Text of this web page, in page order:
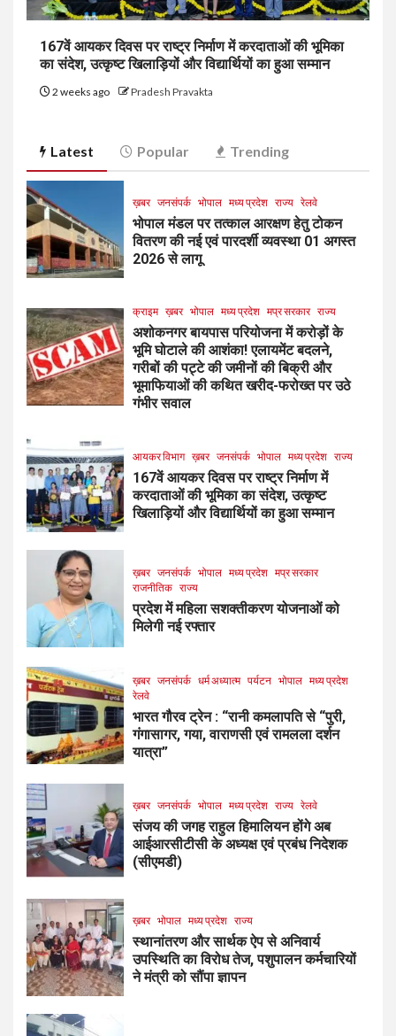
167वें आयकर दिवस पर राष्ट्र निर्माण में करदाताओं की भूमिका
का संदेश, उत्कृष्ट खिलाड़ियों और विद्यार्थियों का हुआ सम्मान
2 weeks ago Pradesh Pravakta
Latest Popular Trending
ख़बर जनसंपर्क भोपाल मध्य प्रदेश राज्य रेलवे
भोपाल मंडल पर तत्काल आरक्षण हेतु टोकन
वितरण की नई एवं पारदर्शी व्यवस्था 01 अगस्त
2026 से लागू
क्राइम ख़बर भोपाल मध्य प्रदेश मप्र सरकार राज्य
अशोकनगर बायपास परियोजना में करोड़ों के
भूमि घोटाले की आशंका! एलायमेंट बदलने,
गरीबों की पट्टे की जमीनों की बिक्री और
भूमाफियाओं की कथित खरीद-फरोख्त पर उठे
गंभीर सवाल
आयकर विभाग ख़बर जनसंपर्क भोपाल मध्य प्रदेश राज्य
167वें आयकर दिवस पर राष्ट्र निर्माण में
करदाताओं की भूमिका का संदेश, उत्कृष्ट
खिलाड़ियों और विद्यार्थियों का हुआ सम्मान
ख़बर जनसंपर्क भोपाल मध्य प्रदेश मप्र सरकार
राजनीतिक राज्य
प्रदेश में महिला सशक्तीकरण योजनाओं को
मिलेगी नई रफ्तार
ख़बर जनसंपर्क धर्म अध्यात्म पर्यटन भोपाल मध्य प्रदेश
रेलवे
भारत गौरव ट्रेन : “रानी कमलापति से “पुरी,
गंगासागर, गया, वाराणसी एवं रामलला दर्शन
यात्रा”
ख़बर जनसंपर्क भोपाल मध्य प्रदेश राज्य रेलवे
संजय की जगह राहुल हिमालियन होंगे अब
आईआरसीटीसी के अध्यक्ष एवं प्रबंध निदेशक
(सीएमडी)
ख़बर भोपाल मध्य प्रदेश राज्य
स्थानांतरण और सार्थक ऐप से अनिवार्य
उपस्थिति का विरोध तेज, पशुपालन कर्मचारियों
ने मंत्री को सौंपा ज्ञापन